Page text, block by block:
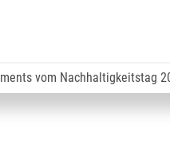
vom Nachhaltigkeitstag